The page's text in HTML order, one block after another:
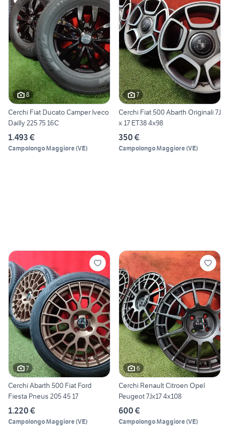
8
Cerchi Fiat Ducato Camper Iveco
Dailly 225 75 16C
1.493 €
Campolongo Maggiore(VE)
7
Cerchi Fiat 500 Abarth Originali 7J
x 17 ET38 4x98
350 €
Campolongo Maggiore(VE)
7
Cerchi Abarth 500 Fiat Ford
Fiesta Pneus 205 45 17
1.220 €
Campolongo Maggiore(VE)
6
Cerchi Renault Citroen Opel
Peugeot 7Jx17 4x108
600 €
Campolongo Maggiore(VE)